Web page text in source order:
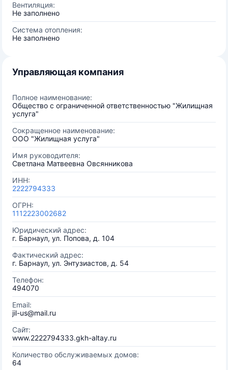
Вентиляция:
Не заполнено
Система отопления:
Не заполнено
Управляющая компания
Полное наименование:
Общество с ограниченной ответственностью "Жилищная
услуга"
Сокращенное наименование:
ООО "Жилищная услуга"
Имя руководителя:
Светлана Матвеевна Овсянникова
ИНН:
2222794333
ОГРН:
1112223002682
Юридический адрес:
г. Барнаул, ул. Попова, д. 104
Фактический адрес:
г. Барнаул, ул. Энтузиастов, д. 54
Телефон:
494070
Email:
jil-us@mail.ru
Сайт:
www.2222794333.gkh-altay.ru
Количество обслуживаемых домов:
64